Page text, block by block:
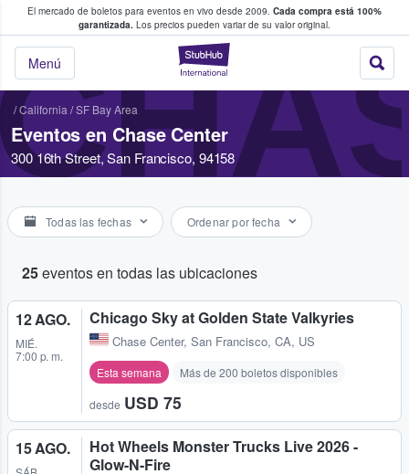
El mercado de boletos para eventos en vivo desde 2009. Cada compra está 100%
garantizada. Los precios pueden variar de su valor original.
StubHub: donde
Menú
fans compran y venden boletos
/California /SF Bay Area
Eventos en Chase Center
300 16th Street, San Francisco, 94158
Todas las fechas Ordenar por fecha
25eventos en todas las ubicaciones
12 AGO.
MIÉ.
7:00 p. m.
Chicago Sky at Golden State Valkyries
Chase Center, San Francisco, CA, US
Esta semana Más de 200 boletos disponibles
desde USD 75
15 AGO.
Hot Wheels Monster Trucks Live 2026 -
Glow-N-Fire